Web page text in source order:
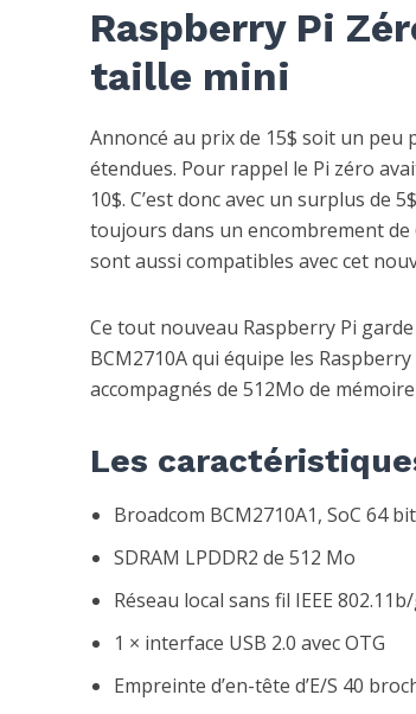
Raspberry Pi
taille mini
Annoncé au prix de 15$ soit un peu
étendues. Pour rappel le Pi zéro
10$. C’est donc avec un surplus de
toujours dans un encombrement de
sont aussi compatibles avec cet
Ce tout nouveau Raspberry Pi
BCM2710A qui équipe les
accompagnés de 512Mo de mémoire
Les
Broadcom BCM2710A1, SoC 64
SDRAM LPDDR2 de 512 Mo
Réseau local sans fil IEEE
1 × interface USB 2.0 avec OTG
Empreinte d’en-tête d’E/S 40